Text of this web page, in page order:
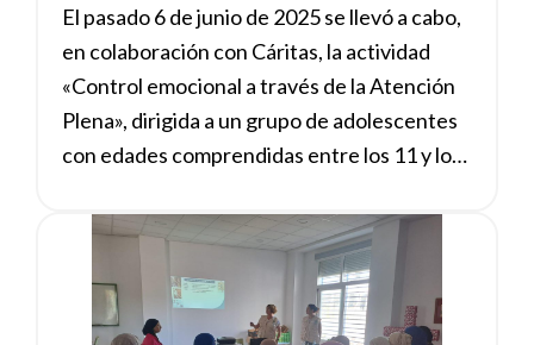
El pasado 6 de junio de 2025 se llevó a cabo,
en colaboración con Cáritas, la actividad
«Control emocional a través de la Atención
Plena», dirigida a un grupo de adolescentes
con edades comprendidas entre los 11 y los
de ofrecerles herramientas prácticas para
gestionar mejor sus emociones.